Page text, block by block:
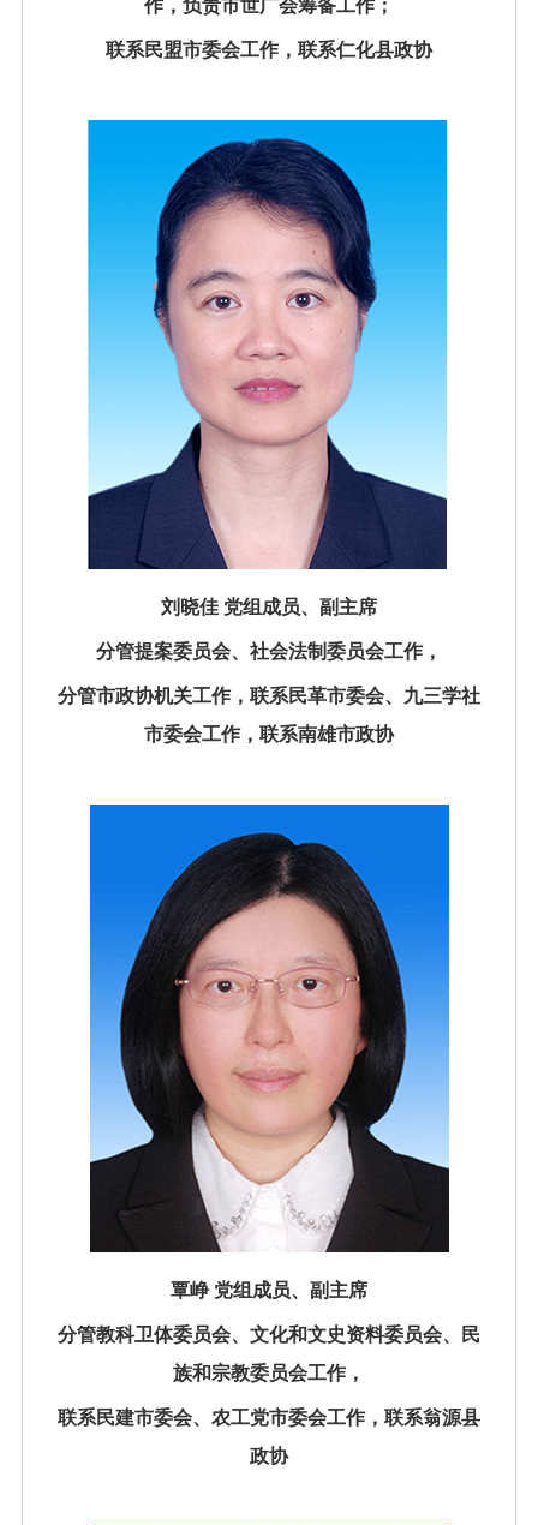
作，负责市世广会筹备工作；
联系民盟市委会工作，联系仁化县政协
刘晓佳 党组成员、副主席
分管提案委员会、社会法制委员会工作，
分管市政协机关工作，联系民革市委会、九三学社
市委会工作，联系南雄市政协
覃峥 党组成员、副主席
分管教科卫体委员会、文化和文史资料委员会、民
族和宗教委员会工作，
联系民建市委会、农工党市委会工作，联系翁源县
政协